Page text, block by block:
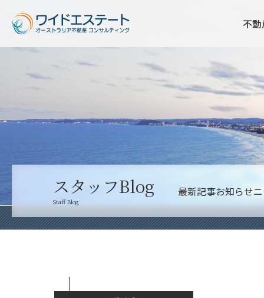
不
スタッフBlog
Staff Blog
最新記事お知らせ